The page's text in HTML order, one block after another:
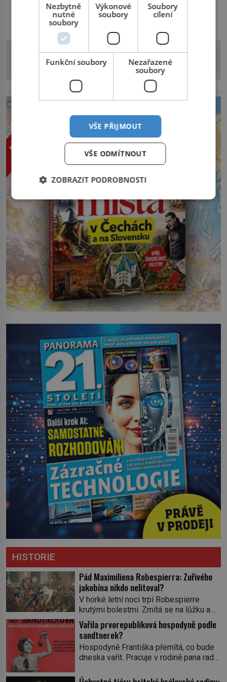
mrtvá celé století. Vesnice Kisiljevo v severovýchodním
Srbsku má s upíry nevyřízené účty. […]
DALŠÍ ČLÁNKY Z RUBRIKY
HISTORIE
Pád Maximiliena Robespierra: Zuřivého
jakobína nikdo nelitoval?
V horké letní noci trpí Robespierre
krutými bolestmi. Zmítá se na lůžku a
hlavou mu víří kolotoč myšlenek. Když
se probere z mdlob, vzpomene si na
jednu z pařížských jasnovidek, kterou
před lety navštívil. Prorokovala mu
tragický osud. Tehdy se jí vysmál.
Vařila prvorepubliková hospodyně podle
sandtnerek?
Hospodyně Františka přemítá, co bude
dneska vařit. Pracuje v rodině pana rady
rychle v jedné ze „sandtnerek“.
Nezbytně
nutné
soubory
Výkonové
soubory
Soubory
cílení
Funkční soubory
Nezařazené
soubory
VŠE PŘIJMOUT
VŠE ODMÍTNOUT
ZOBRAZIT PODROBNOSTI